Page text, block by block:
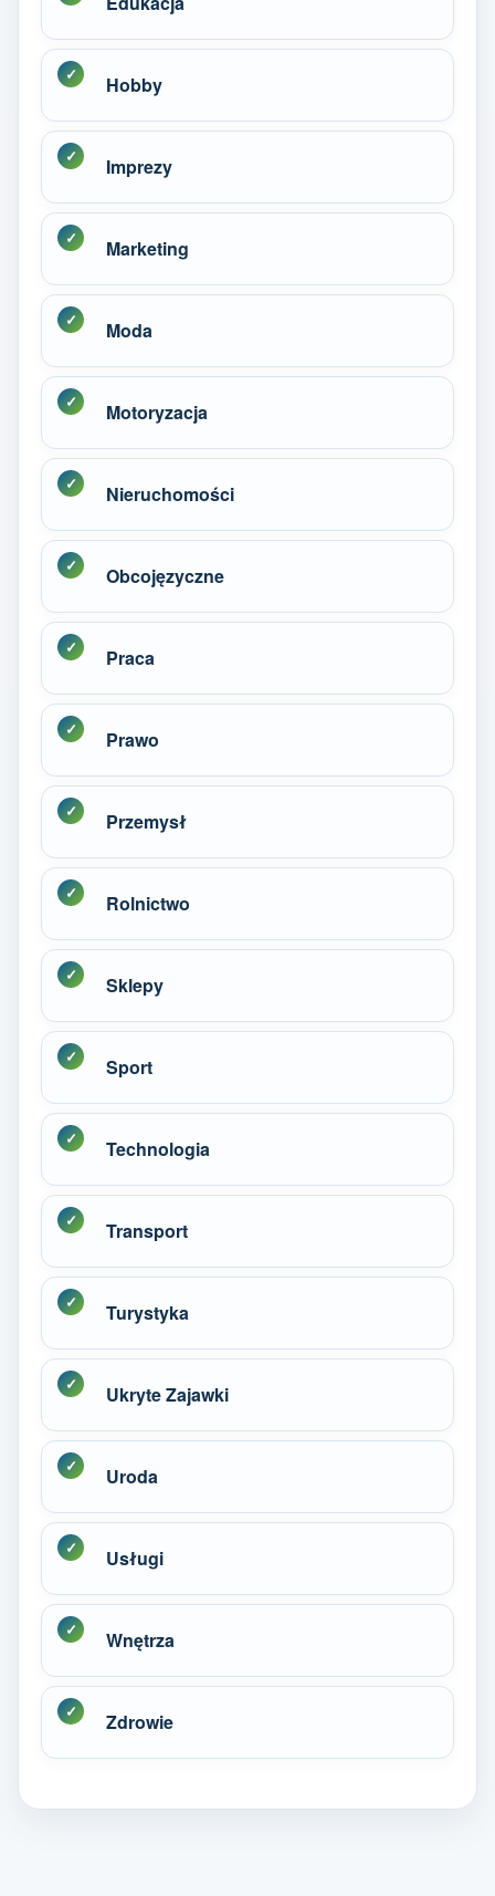
Hobby
Imprezy
Marketing
Moda
Motoryzacja
Nieruchomości
Obcojęzyczne
Praca
Prawo
Przemysł
Rolnictwo
Sklepy
Sport
Technologia
Transport
Turystyka
Ukryte Zajawki
Uroda
Usługi
Wnętrza
Zdrowie